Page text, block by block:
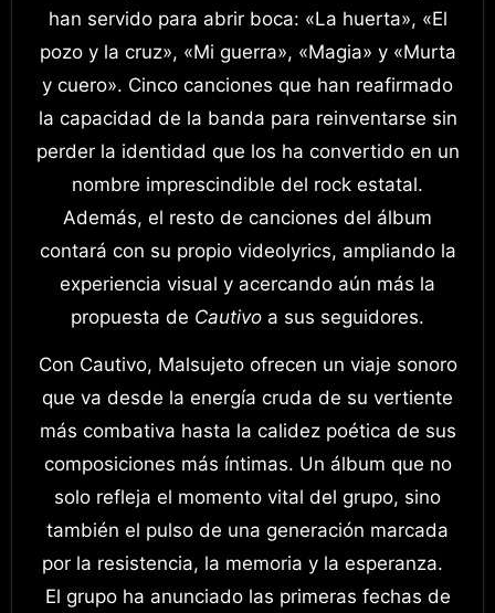
han servido para abrir boca: «La huerta», «El
pozo y la cruz», «Mi guerra», «Magia» y «Murta
y cuero». Cinco canciones que han reafirmado
la capacidad de la banda para reinventarse sin
perder la identidad que los ha convertido en un
nombre imprescindible del rock estatal.
Además, el resto de canciones del álbum
contará con su propio videolyrics, ampliando la
experiencia visual y acercando aún más la
propuesta de Cautivo a sus seguidores.
Con Cautivo, Malsujeto ofrecen un viaje sonoro
que va desde la energía cruda de su vertiente
más combativa hasta la calidez poética de sus
composiciones más íntimas. Un álbum que no
solo refleja el momento vital del grupo, sino
también el pulso de una generación marcada
por la resistencia, la memoria y la esperanza.
El grupo ha anunciado las primeras fechas de